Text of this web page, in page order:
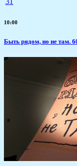
10:00
Быть рядом, но не там.